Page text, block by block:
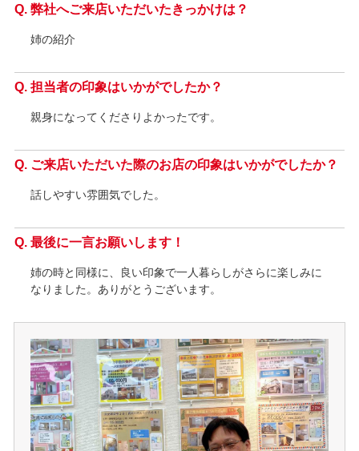
弊社へご来店いただいたきっかけは？
姉の紹介
担当者の印象はいかがでしたか？
親身になってくださりよかったです。
ご来店いただいた際のお店の印象はいかがでしたか？
話しやすい雰囲気でした。
最後に一言お願いします！
姉の時と同様に、良い印象で一人暮らしがさらに楽しみに
なりました。ありがとうございます。